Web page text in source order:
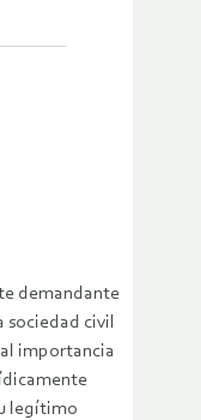
demandante
civil
importancia
legítimo